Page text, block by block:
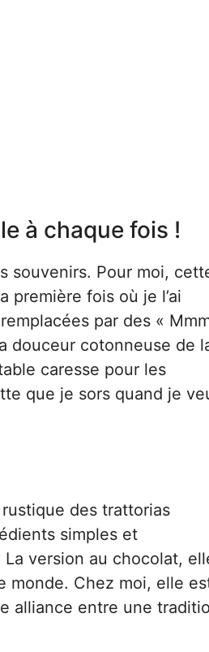
à chaque fois !
souvenirs. Pour moi,
fois où je l’ai
par des «
douceur cotonneuse de
caresse pour les
que je sors quand je
des trattorias
simples et
version au chocolat,
monde. Chez moi, elle
alliance entre une